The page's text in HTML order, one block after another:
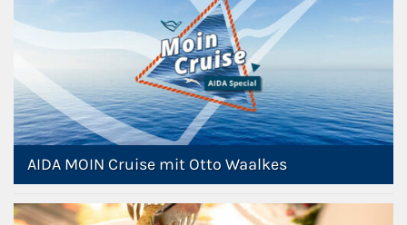
AIDA MOIN Cruise mit Otto Waalkes